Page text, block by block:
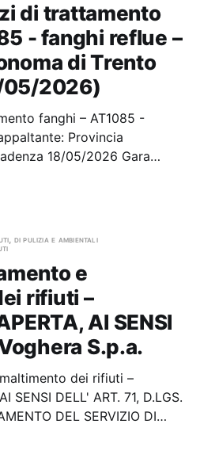
di trattamento
- fanghi reflue –
di Trento
05/2026)
fanghi – AT1085 -
Provincia
18/05/2026 Gara
di pulizia e ambientali
e
rifiuti –
AI SENSI
S.p.a.
dei rifiuti –
SENSI DELL' ART. 71, D.LGS.
DEL SERVIZIO DI
DEI RIFIUTI